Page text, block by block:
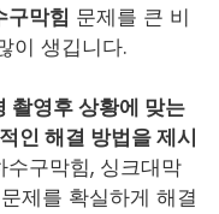
구막힘 문제를 큰 비
이 생깁니다.
촬영후 상황에 맞는
인 해결 방법을 제시
수구막힘, 싱크대막
제를 확실하게 해결